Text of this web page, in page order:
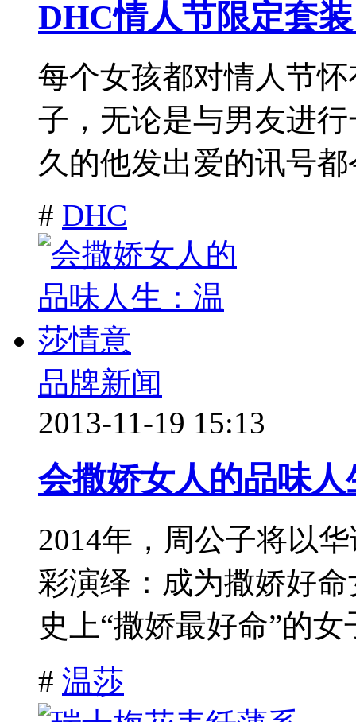
DHC情人节限定套
每个女孩都对情人节
子，无论是与男友进
久的他发出爱的讯号
# DHC
品牌新闻
2013-11-19 15:13
会撒娇女人的品味
2014年，周公子将以
彩演绎：成为撒娇好
史上“撒娇最好命”的女
# 温莎